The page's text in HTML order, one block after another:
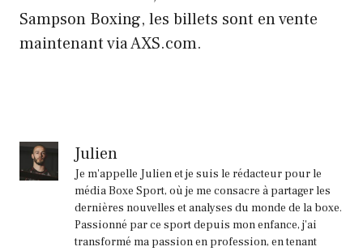
Sampson Boxing, les billets sont en vente
maintenant via AXS.com.
Julien
Je m'appelle Julien et je suis le rédacteur pour le
média Boxe Sport, où je me consacre à partager les
dernières nouvelles et analyses du monde de la boxe.
Passionné par ce sport depuis mon enfance, j'ai
transformé ma passion en profession, en tenant